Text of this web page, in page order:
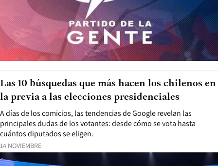
14 NOVIEMBRE
A días de los comicios, las tendencias de Google revelan las
principales dudas de los votantes: desde cómo se vota hasta
cuántos diputados se eligen.
Las 10 búsquedas que más hacen los chilenos en
la previa a las elecciones presidenciales